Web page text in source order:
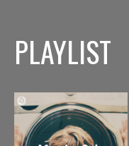
PLAYLIST